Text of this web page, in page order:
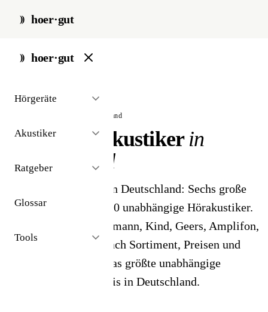
hoer·gut
hoer·gut
Hörgeräte
Akustiker
Ratgeber
Glossar
Tools
// hörgeräteakustiker in deutschland
Hörgeräteakustiker in
Deutschland
Hörgeräteakustiker in Deutschland: Sechs große
Ketten und über 3.000 unabhängige Hörakustiker.
Wir vergleichen Fielmann, Kind, Geers, Amplifon,
Auric und Fiebing nach Sortiment, Preisen und
Erfahrungen - plus das größte unabhängige
Akustiker-Verzeichnis in Deutschland.